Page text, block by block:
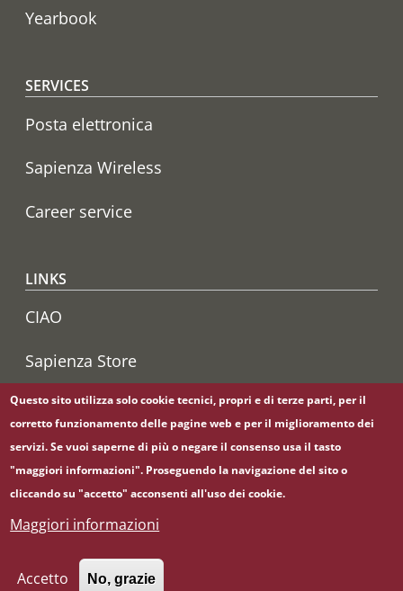
Yearbook
SERVICES
Posta elettronica
Sapienza Wireless
Career service
LINKS
CIAO
Sapienza Store
Follow us on
YouTube
© Sapienza Università di Roma - Piazzale Aldo Moro 5,
02133771002
Questo sito utilizza solo cookie tecnici, propri e di terze parti, per il
corretto funzionamento delle pagine web e per il miglioramento dei
servizi. Se vuoi saperne di più o negare il consenso usa il tasto
"maggiori informazioni". Proseguendo la navigazione del sito o
cliccando su "accetto" acconsenti all'uso dei cookie.
Maggiori informazioni
Accetto No, grazie